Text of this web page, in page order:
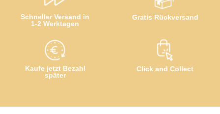
Schneller Versand in
1-2 Werktagen
Kaufe jetzt Bezahl
später
Gratis Rückversand
Click and Collect